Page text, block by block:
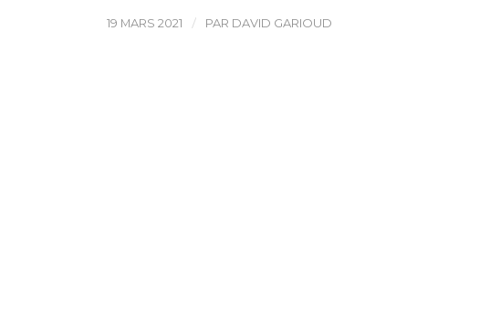
19 MARS 2021 / PAR DAVID GARIOUD